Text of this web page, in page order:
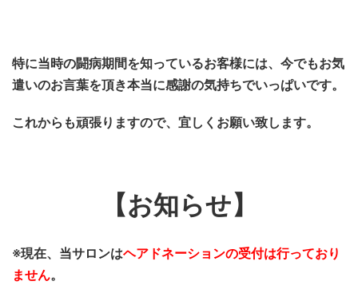
特に当時の闘病期間を知っているお客様には、今でもお気
遣いのお言葉を頂き本当に感謝の気持ちでいっぱいです。
これからも頑張りますので、宜しくお願い致します。
【お知らせ】
※現在、当サロンはヘアドネーションの受付は行っており
ません。